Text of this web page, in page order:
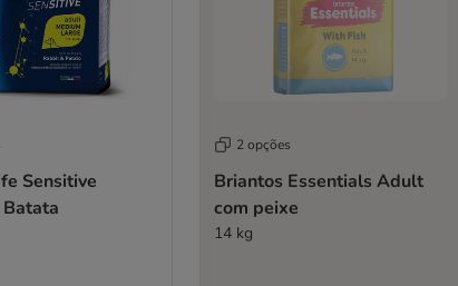
Sensitive
Batata
2 opções
Briantos Essentials Adult
com peixe
14 kg